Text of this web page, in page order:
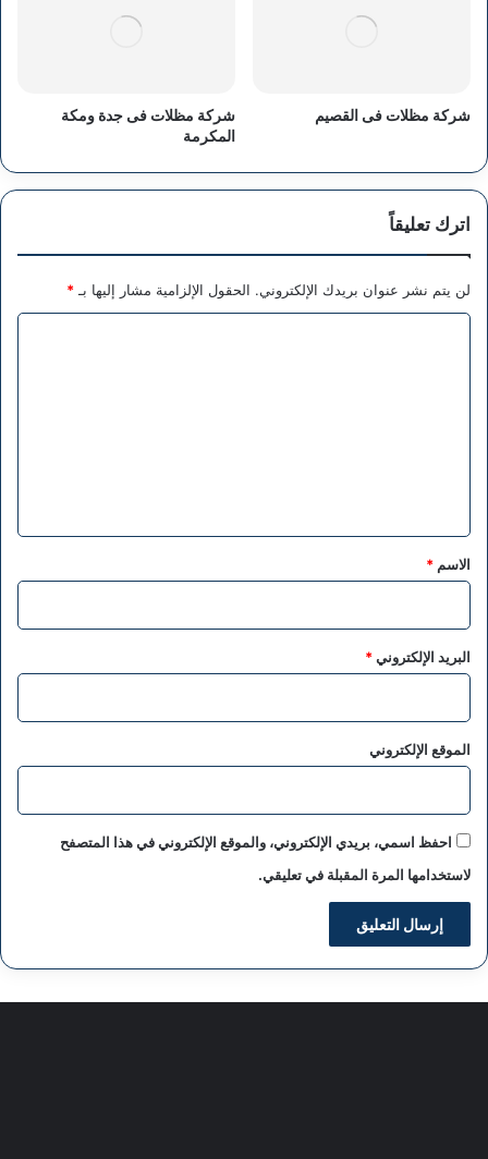
شركة مظلات فى القصيم
شركة مظلات فى جدة ومكة
المكرمة
اترك تعليقاً
لن يتم نشر عنوان بريدك الإلكتروني. الحقول الإلزامية مشار إليها بـ*
*
الاسم *
البريد الإلكتروني*
الموقع الإلكتروني
احفظ اسمي، بريدي الإلكتروني، والموقع الإلكتروني في هذا المتصفح
لاستخدامها المرة المقبلة في تعليقي.